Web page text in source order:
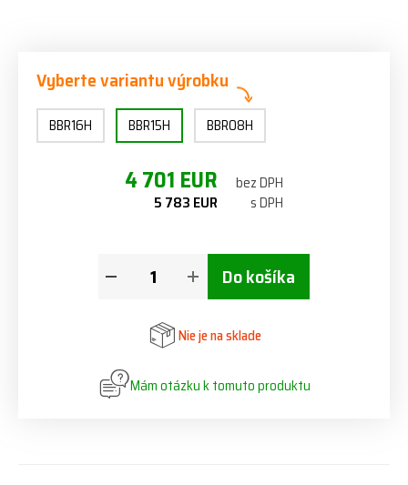
Vyberte variantu výrobku
BBR16H BBR15H BBR08H
4 701 EUR bez DPH
5 783 EUR s DPH
Do košíka
Nie je na sklade
Mám otázku k tomuto produktu